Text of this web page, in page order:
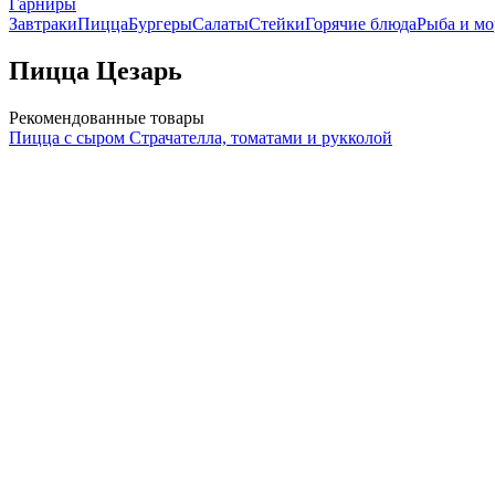
Гарниры
ЗавтракиПиццаБургерыСалатыСтейкиГорячие блюдаРыба и
Пицца Цезарь
Рекомендованные товары
Пицца с сыром Страчателла, томатами и рукколой